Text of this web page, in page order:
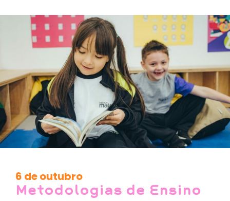
6 de outubro
Metodologias de Ensino